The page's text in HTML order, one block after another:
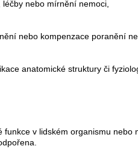
nebo mírnění nemoci,
nebo kompenzace poranění
anatomické struktury či
v lidském organismu